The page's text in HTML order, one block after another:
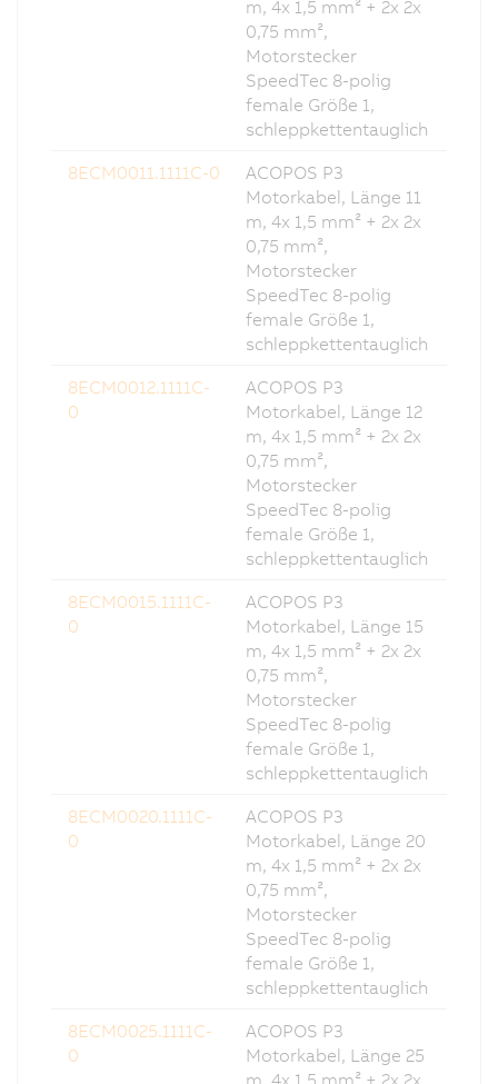
m, 4x 1,5 mm² + 2x 2x
0,75 mm²,
Motorstecker
SpeedTec 8-polig
female Größe 1,
schleppkettentauglich
8ECM0011.1111C-0
ACOPOS P3
Motorkabel, Länge 11
m, 4x 1,5 mm² + 2x 2x
0,75 mm²,
Motorstecker
SpeedTec 8-polig
female Größe 1,
schleppkettentauglich
8ECM0012.1111C-
0
ACOPOS P3
Motorkabel, Länge 12
m, 4x 1,5 mm² + 2x 2x
0,75 mm²,
Motorstecker
SpeedTec 8-polig
female Größe 1,
schleppkettentauglich
8ECM0015.1111C-
0
ACOPOS P3
Motorkabel, Länge 15
m, 4x 1,5 mm² + 2x 2x
0,75 mm²,
Motorstecker
SpeedTec 8-polig
female Größe 1,
schleppkettentauglich
8ECM0020.1111C-
0
ACOPOS P3
Motorkabel, Länge 20
m, 4x 1,5 mm² + 2x 2x
0,75 mm²,
Motorstecker
SpeedTec 8-polig
female Größe 1,
schleppkettentauglich
8ECM0025.1111C-
0
ACOPOS P3
Motorkabel, Länge 25
m, 4x 1,5 mm² + 2x 2x